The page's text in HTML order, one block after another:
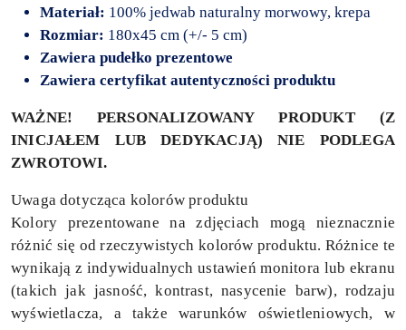
Materiał: 100% jedwab naturalny morwowy, krepa
Rozmiar: 180x45 cm (+/- 5 cm)
Zawiera pudełko prezentowe
Zawiera certyfikat autentyczności produktu
WAŻNE! PERSONALIZOWANY PRODUKT (Z
INICJAŁEM LUB DEDYKACJĄ) NIE PODLEGA
ZWROTOWI.
Uwaga dotycząca kolorów produktu
Kolory prezentowane na zdjęciach mogą nieznacznie
różnić się od rzeczywistych kolorów produktu. Różnice te
wynikają z indywidualnych ustawień monitora lub ekranu
(takich jak jasność, kontrast, nasycenie barw), rodzaju
wyświetlacza, a także warunków oświetleniowych, w